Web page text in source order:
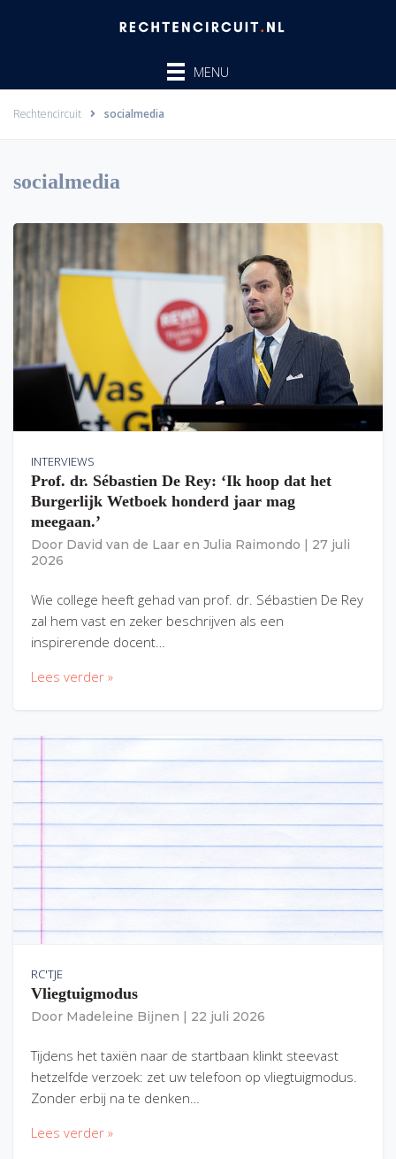
MENU
Rechtencircuit socialmedia
socialmedia
INTERVIEWS
Prof. dr. Sébastien De Rey: ‘Ik hoop dat het
Burgerlijk Wetboek honderd jaar mag
meegaan.’
Door David van de Laar en Julia Raimondo
27 juli
2026
Wie college heeft gehad van prof. dr. Sébastien De Rey
zal hem vast en zeker beschrijven als een
inspirerende docent…
Lees verder »
RC'TJE
Vliegtuigmodus
Door Madeleine Bijnen 22 juli 2026
Tijdens het taxiën naar de startbaan klinkt steevast
hetzelfde verzoek: zet uw telefoon op vliegtuigmodus.
Zonder erbij na te denken…
Lees verder »